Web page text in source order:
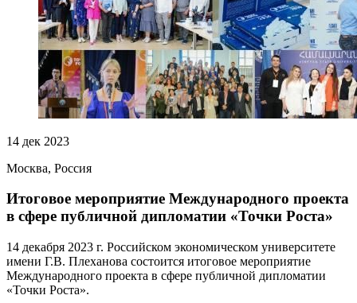
14 дек 2023
Москва, Россия
Итоговое мероприятие Международного проекта
в сфере публичной дипломатии «Точки Роста»
14 декабря 2023 г. Российском экономическом университете
имени Г.В. Плеханова состоится итоговое мероприятие
Международного проекта в сфере публичной дипломатии
«Точки Роста».